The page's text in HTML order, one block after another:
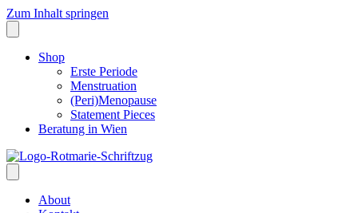
Zum Inhalt springen
Shop
Erste Periode
Menstruation
(Peri)Menopause
Statement Pieces
Beratung in Wien
About